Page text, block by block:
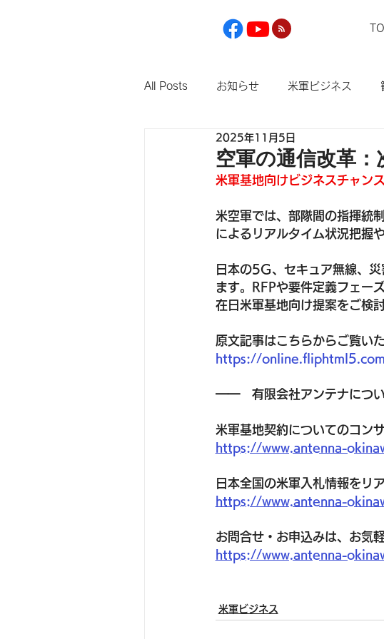
All Posts お知らせ 米軍ビジネス
空軍の通信改革
2025年11月5日
米軍基地向けビジネスチャン
米空軍では、部隊間の指揮統
によるリアルタイム状況把握
日本の5G、セキュア無線、
ます。RFPや要件定義フェー
在日米軍基地向け提案をご検
原文記事はこちらからご覧い
https://
━━　有限会社アンテ
米軍基地契約についてのコン
https://www.antenna-
日本全国の米軍入札情報をリ
https://www.antenna-
お問合せ・お申込みは、お気
https://www.antenna-
米軍ビジネス